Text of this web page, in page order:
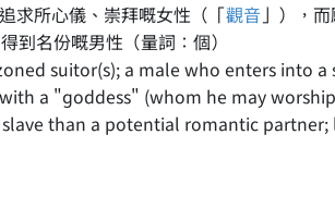
求所心儀、崇拜嘅女性（「觀音 」），
到名份嘅男性（量詞：個）
a "goddess" (whom he may
than a potential romantic